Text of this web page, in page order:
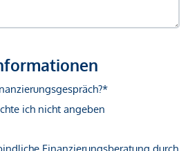
ich nicht angeben